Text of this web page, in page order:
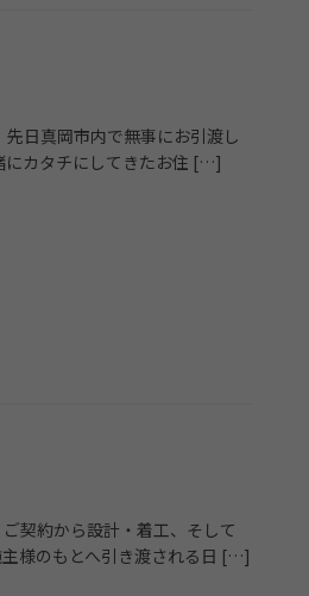
日真岡市内で無事にお引渡し
にカタチにしてきたお住 […]
契約から設計・着工、そして
様のもとへ引き渡される日 […]